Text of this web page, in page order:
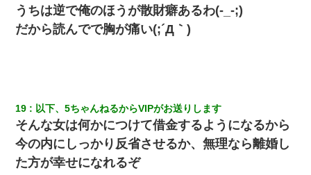
うちは逆で俺のほうが散財癖あるわ(-_-;)
だから読んでで胸が痛い(;´Д｀)
19 以下、5ちゃんねるからVIPがお送りします
そんな女は何かにつけて借金するようになるから
今の内にしっかり反省させるか、無理なら離婚し
た方が幸せになれるぞ